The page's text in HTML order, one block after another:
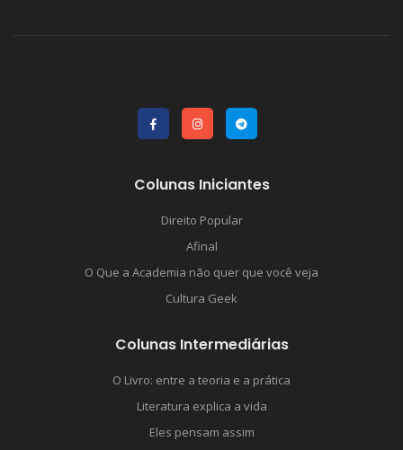
Colunas Iniciantes
Direito Popular
Afinal
O Que a Academia não quer que você veja
Cultura Geek
Colunas Intermediárias
O Livro: entre a teoria e a prática
Literatura explica a vida
Eles pensam assim